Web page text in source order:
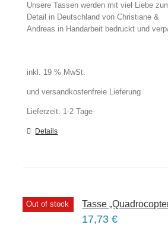
Unsere Tassen werden mit viel Liebe
Detail in Deutschland von Christiane &
Andreas in Handarbeit bedruckt und
inkl. 19 % MwSt.
und versandkostenfreie Lieferung
Lieferzeit: 1-2 Tage
Details
Out of stock Tasse
17,73€